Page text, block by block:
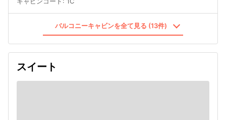
バルコニーキャビンを全て見る (13件)
スイート